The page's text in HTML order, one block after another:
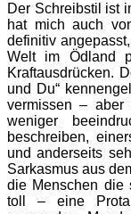
Der Schreibstil ist
hat mich auch
definitiv
Welt im Ödland
Kraftausdrücken.
und Du“
vermissen – aber
weniger
beschreiben,
und anderseits
Sarkasmus aus
die Menschen die
toll – eine